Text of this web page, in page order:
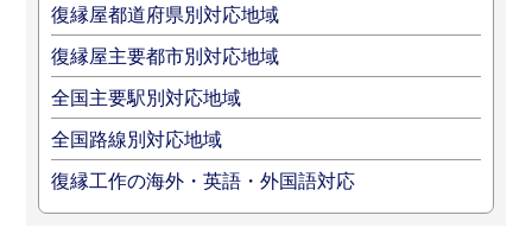
復縁屋都道府県別対応地域
復縁屋主要都市別対応地域
全国主要駅別対応地域
全国路線別対応地域
復縁工作の海外・英語・外国語対応